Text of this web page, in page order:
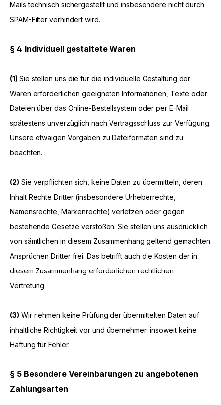
Mails technisch sichergestellt und insbesondere nicht durch
SPAM-Filter verhindert wird.
§ 4 Individuell gestaltete Waren
(1) Sie stellen uns die für die individuelle Gestaltung der
Waren erforderlichen geeigneten Informationen, Texte oder
Dateien über das Online-Bestellsystem oder per E-Mail
spätestens unverzüglich nach Vertragsschluss zur Verfügung.
Unsere etwaigen Vorgaben zu Dateiformaten sind zu
beachten.
(2) Sie verpflichten sich, keine Daten zu übermitteln, deren
Inhalt Rechte Dritter (insbesondere Urheberrechte,
Namensrechte, Markenrechte) verletzen oder gegen
bestehende Gesetze verstoßen. Sie stellen uns ausdrücklich
von sämtlichen in diesem Zusammenhang geltend gemachten
Ansprüchen Dritter frei. Das betrifft auch die Kosten der in
diesem Zusammenhang erforderlichen rechtlichen
Vertretung.
(3) Wir nehmen keine Prüfung der übermittelten Daten auf
inhaltliche Richtigkeit vor und übernehmen insoweit keine
Haftung für Fehler.
§ 5 Besondere Vereinbarungen zu angebotenen
Zahlungsarten